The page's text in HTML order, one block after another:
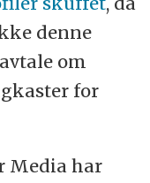
denne
om
for
Media har